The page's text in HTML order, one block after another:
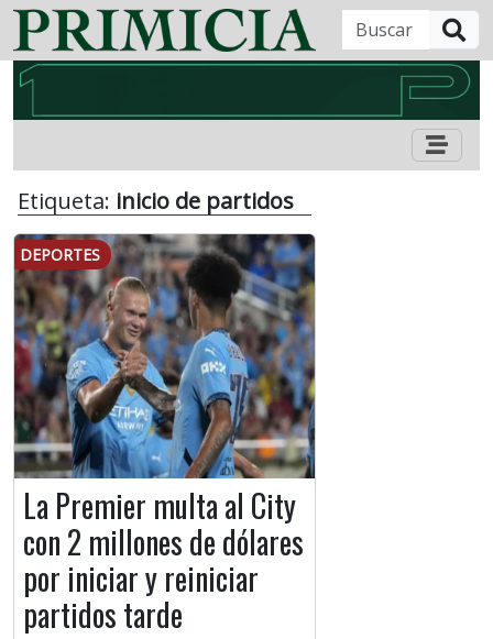
Etiqueta: inicio de partidos
DEPORTES
La Premier multa al City
con 2 millones de dólares
por iniciar y reiniciar
partidos tarde